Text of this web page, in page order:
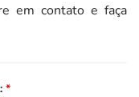
em contato e faça
*